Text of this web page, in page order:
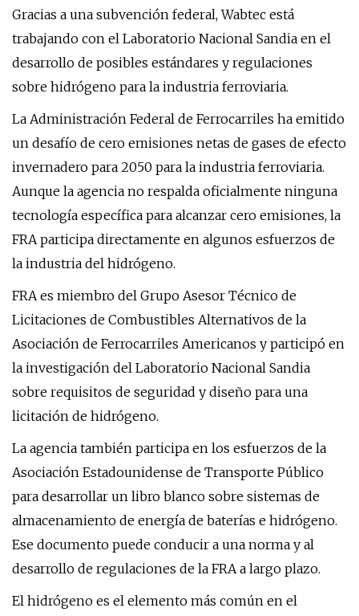
Gracias a una subvención federal, Wabtec está
trabajando con el Laboratorio Nacional Sandia en el
desarrollo de posibles estándares y regulaciones
sobre hidrógeno para la industria ferroviaria.
La Administración Federal de Ferrocarriles ha emitido
un desafío de cero emisiones netas de gases de efecto
invernadero para 2050 para la industria ferroviaria.
Aunque la agencia no respalda oficialmente ninguna
tecnología específica para alcanzar cero emisiones, la
FRA participa directamente en algunos esfuerzos de
la industria del hidrógeno.
FRA es miembro del Grupo Asesor Técnico de
Licitaciones de Combustibles Alternativos de la
Asociación de Ferrocarriles Americanos y participó en
la investigación del Laboratorio Nacional Sandia
sobre requisitos de seguridad y diseño para una
licitación de hidrógeno.
La agencia también participa en los esfuerzos de la
Asociación Estadounidense de Transporte Público
para desarrollar un libro blanco sobre sistemas de
almacenamiento de energía de baterías e hidrógeno.
Ese documento puede conducir a una norma y al
desarrollo de regulaciones de la FRA a largo plazo.
El hidrógeno es el elemento más común en el